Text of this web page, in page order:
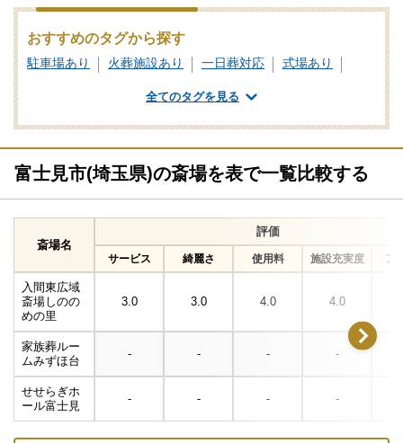
おすすめのタグから探す
駐車場あり 火葬施設あり 一日葬対応
式場あり
全てのタグを見る
富士見市(埼玉県)の斎場を表で一覧比較する
斎場名
評価
サービス 綺麗さ 使用料 施設充実度 ア
入間東広域
斎場しのの
めの里
3.0 3.0 4.0 4.0
家族葬ルー
ムみずほ台
- - - -
せせらぎホ
ール富士見
- - - -